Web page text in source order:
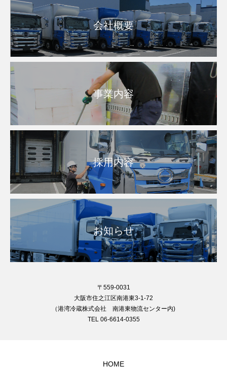
会社概要
事業内容
採用内容
お知らせ
〒559-0031
大阪市住之江区南港東3-1-72
（港湾冷蔵株式会社 南港東物流センター内)
TEL 06-6614-0355
HOME